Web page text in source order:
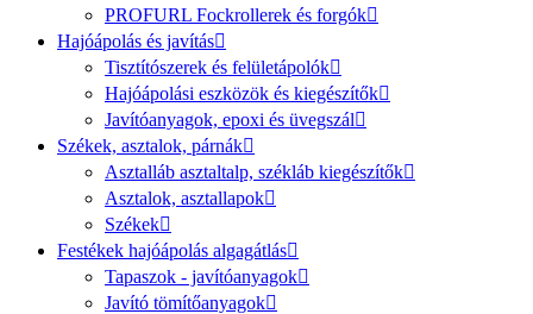
PROFURL Fockrollerek és forgók
Hajóápolás és javítás
Tisztítószerek és felületápolók
Hajóápolási eszközök és kiegészítők
Javítóanyagok, epoxi és üvegszál
Székek, asztalok, párnák
Asztalláb asztaltalp, székláb kiegészítők
Asztalok, asztallapok
Székek
Festékek hajóápolás algagátlás
Tapaszok - javítóanyagok
Javító tömítőanyagok